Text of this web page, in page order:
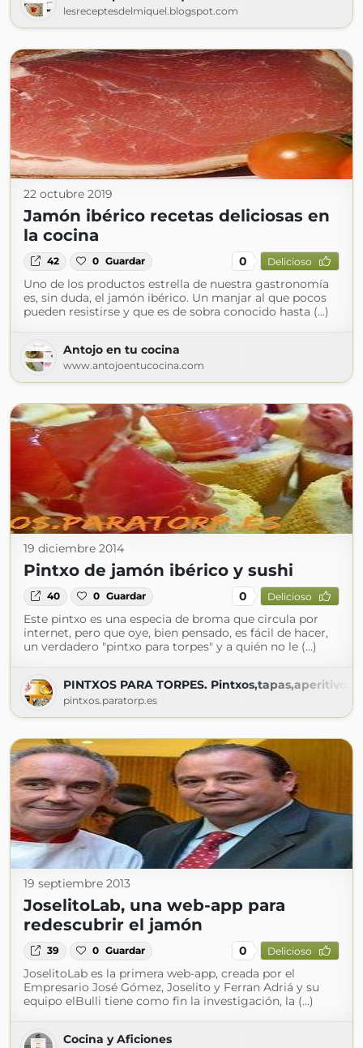
lesreceptesdelmiquel.blogspot.com
22 octubre 2019
Jamón ibérico recetas deliciosas en
la cocina
42 0 Guardar 0 Delicioso
Uno de los productos estrella de nuestra gastronomía
es, sin duda, el jamón ibérico. Un manjar al que pocos
pueden resistirse y que es de sobra conocido hasta (...)
Antojo en tu cocina
www.antojoentucocina.com
19 diciembre 2014
Pintxo de jamón ibérico y sushi
40 0 Guardar 0 Delicioso
Este pintxo es una especia de broma que circula por
internet, pero que oye, bien pensado, es fácil de hacer,
un verdadero "pintxo para torpes" y a quién no le (...)
PINTXOS PARA TORPES.
pintxos.paratorp.es
19 septiembre 2013
JoselitoLab, una web-app para
redescubrir el jamón
39 0 Guardar 0 Delicioso
JoselitoLab es la primera web-app, creada por el
Empresario José Gómez, Joselito y Ferran Adriá y su
equipo elBulli tiene como fin la investigación, la (...)
Cocina y Aficiones